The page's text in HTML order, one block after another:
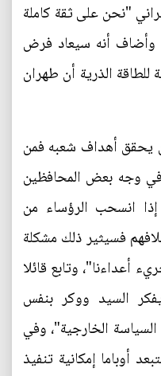
"نحن على ثقة كاملة
وأضاف أنه سيعاد فرض
للطاقة الذرية أن طهران
يحقق أهداف شعبه فمن
وجه بعض المحافظين
إذا انسحب الرؤساء من
فسيثير ذلك مشكلة
أعداءنا"، وتابع قائلا
السيد ووكر بنفس
الخارجية"، وفي
أوباما إمكانية تنفيذ